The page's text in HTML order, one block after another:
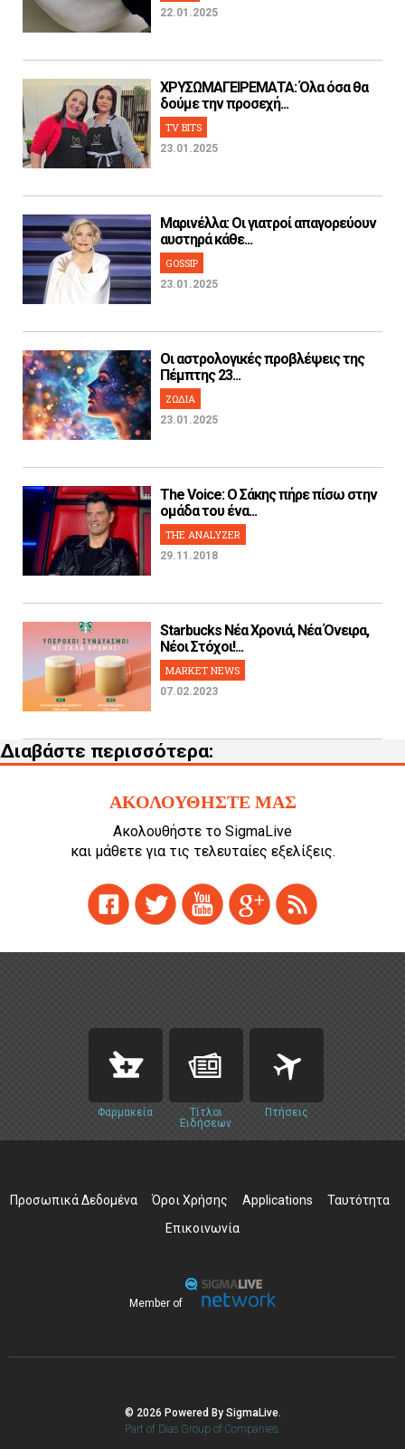
22.01.2025
ΧΡΥΣΩΜΑΓΕΙΡΕΜΑΤΑ: Όλα όσα θα
δούμε την προσεχή...
TV BITS
23.01.2025
Μαρινέλλα: Οι γιατροί απαγορεύουν
αυστηρά κάθε...
GOSSIP
23.01.2025
Οι αστρολογικές προβλέψεις της
Πέμπτης 23...
ΖΩΔΙΑ
23.01.2025
The Voice: Ο Σάκης πήρε πίσω στην
ομάδα του ένα...
THE ANALYZER
29.11.2018
Starbucks Νέα Χρονιά, Νέα Όνειρα,
Νέοι Στόχοι!...
MARKET NEWS
07.02.2023
Διαβάστε περισσότερα:
ΑΚΟΛΟΥΘΗΣΤΕ ΜΑΣ
Ακολουθήστε το SigmaLive
και μάθετε για τις τελευταίες εξελίξεις.
Φαρμακεία
Τίτλοι
Ειδήσεων
Πτήσεις
Προσωπικά Δεδομένα Όροι Χρήσης Applications
Ταυτότητα
Επικοινωνία
Member of
© 2026 Powered By SigmaLive.
Part of Dias Group of Companies.